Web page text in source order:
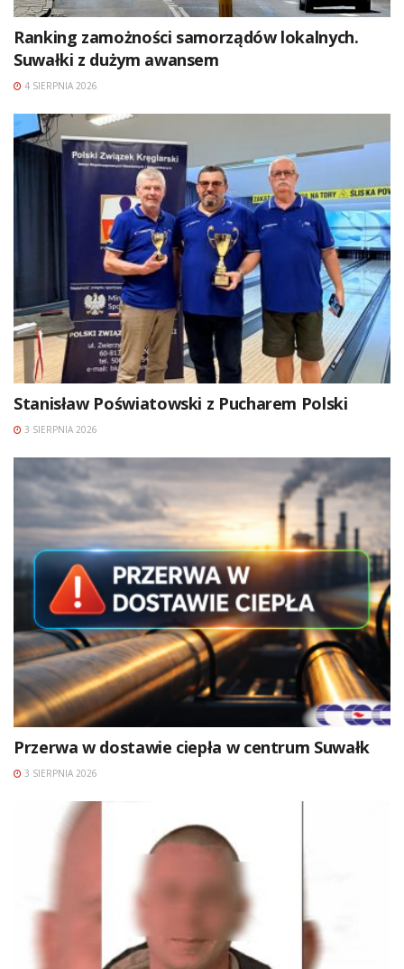
Ranking zamożności samorządów lokalnych.
Suwałki z dużym awansem
4 SIERPNIA 2026
Stanisław Poświatowski z Pucharem Polski
3 SIERPNIA 2026
Przerwa w dostawie ciepła w centrum Suwałk
3 SIERPNIA 2026